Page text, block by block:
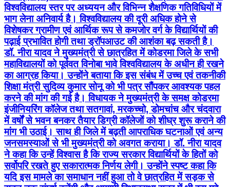
विश्वविद्यालय स्तर पर अध्ययन और विभिन्न शैक्षणिक गतिविधियों में
भाग लेना अनिवार्य है। विश्वविद्यालय की दूरी अधिक होने से
विशेषकर ग्रामीण एवं आर्थिक रूप से कमजोर वर्ग के विद्यार्थियों की
पढ़ाई प्रभावित होगी तथा ड्रॉपआउट की आशंका बढ़ सकती है।
डॉ. नीरा यादव ने मुख्यमंत्री से छात्रहित में कोडरमा जिले के सभी
महाविद्यालयों को पूर्ववत विनोबा भावे विश्वविद्यालय के अधीन ही रखने
का आग्रह किया। उन्होंने बताया कि इस संबंध में उच्च एवं तकनीकी
शिक्षा मंत्री सुदिव्य कुमार सोनू को भी पत्र सौंपकर आवश्यक पहल
करने की मांग की गई है। विधायक ने मुख्यमंत्री के समक्ष कोडरमा
इंजीनियरिंग कॉलेज तथा सतगावां, मरकच्चो, डोमचांच और चंदवारा
में वर्षों से भवन बनकर तैयार डिग्री कॉलेजों को शीघ्र शुरू कराने की
मांग भी उठाई। साथ ही जिले में बढ़ती आपराधिक घटनाओं एवं अन्य
जनसमस्याओं से भी मुख्यमंत्री को अवगत कराया। डॉ. नीरा यादव
ने कहा कि उन्हें विश्वास है कि राज्य सरकार विद्यार्थियों के हितों को
सर्वोपरि रखते हुए सकारात्मक निर्णय लेगी। उन्होंने स्पष्ट कहा कि
यदि इस मामले का समाधान नहीं हुआ तो वे छात्रहित में सड़क से